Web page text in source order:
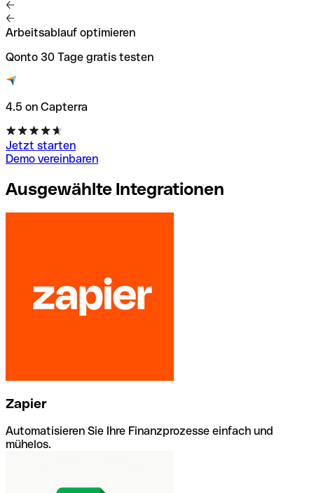
Arbeitsablauf optimieren
Qonto 30 Tage gratis testen
4.5 on Capterra
Jetzt starten
Demo vereinbaren
Ausgewählte Integrationen
Zapier
Automatisieren Sie Ihre Finanzprozesse einfach und
mühelos.